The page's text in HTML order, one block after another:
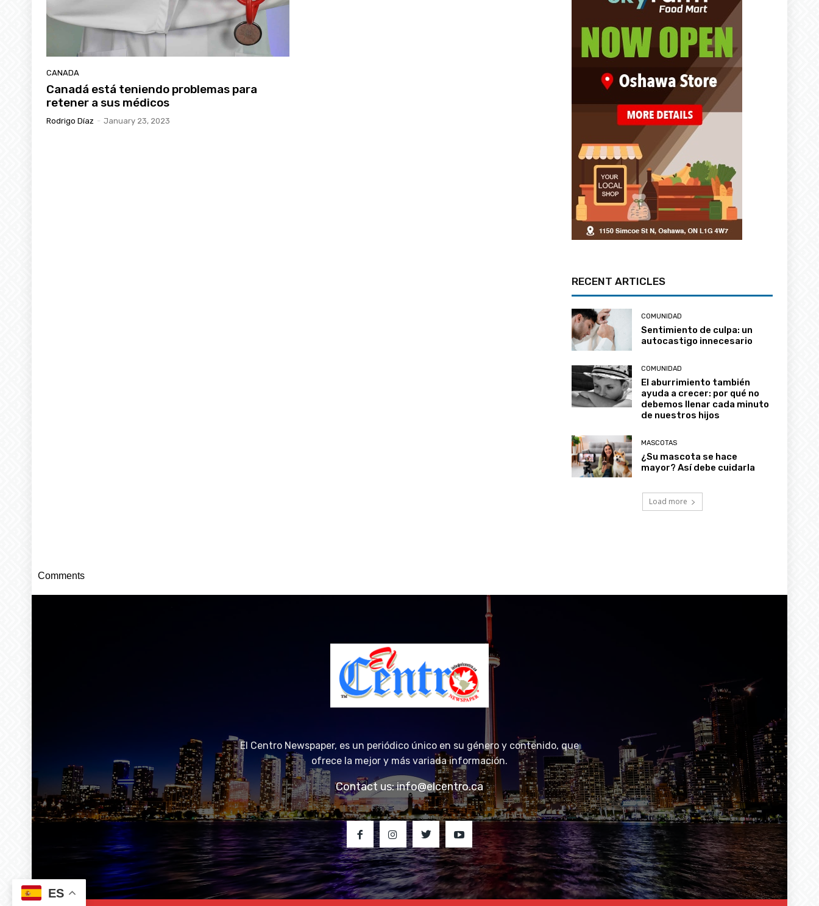
CANADA
Canadá está teniendo problemas para
retener a sus médicos
Rodrigo Díaz - January 23, 2023
RECENT ARTICLES
COMUNIDAD
Sentimiento de culpa: un
autocastigo innecesario
COMUNIDAD
El aburrimiento también
ayuda a crecer: por qué no
debemos llenar cada minuto
de nuestros hijos
MASCOTAS
¿Su mascota se hace
mayor? Así debe cuidarla
Load more
Comments
El Centro Newspaper, es un periódico único en su género y contenido, que
ofrece la mejor y más variada información.
Contact us:info@elcentro.ca
ES